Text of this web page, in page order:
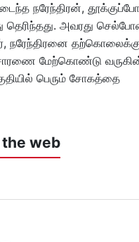
நரேந்திரன்,
அவரது
நரேந்திரனை
மேற்கொண்டு
பெரும் சோகத்தை
the web